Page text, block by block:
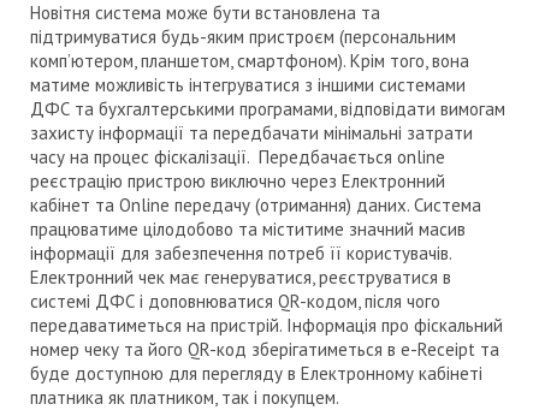
Новітня система може бути встановлена та
підтримуватися будь-яким пристроєм (персональним
комп’ютером, планшетом, смартфоном). Крім того, вона
матиме можливість інтегруватися з іншими системами
ДФС та бухгалтерськими програмами, відповідати вимогам
захисту інформації та передбачати мінімальні затрати
часу на процес фіскалізації. Передбачається оnline
реєстрацію пристрою виключно через Електронний
кабінет та Оnline передачу (отримання) даних. Система
працюватиме цілодобово та міститиме значний масив
інформації для забезпечення потреб її користувачів.
Електронний чек має генеруватися, реєструватися в
системі ДФС і доповнюватися QR-кодом, після чого
передаватиметься на пристрій. Інформація про фіскальний
номер чеку та його QR-код зберігатиметься в e-Receipt та
буде доступною для перегляду в Електронному кабінеті
платника як платником, так і покупцем.